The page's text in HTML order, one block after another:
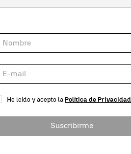
He leído y acepto la Política de Privacidad
Suscribirme